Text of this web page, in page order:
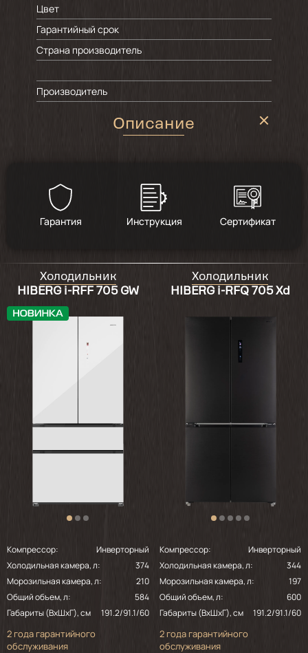
Цвет
Гарантийный срок
Страна производитель
Производитель
Описание
Гарантия Инструкция Сертификат
Холодильник
HIBERG i-RFF 705 GW
Компрессор:
Инверторный
Холодильная камера, л:
374
Морозильная камера, л:
210
Общий объем, л:
584
Габариты (ВхШхГ), см
191.2/91.1/60
2 года гарантийного
обслуживания
Холодильник
HIBERG i-RFQ 705 Xd
Компрессор:
Инверторный
Холодильная камера, л:
344
Морозильная камера, л:
197
Общий объем, л:
600
Габариты (ВхШхГ), см
191.2/91.1/60
2 года гарантийного
обслуживания